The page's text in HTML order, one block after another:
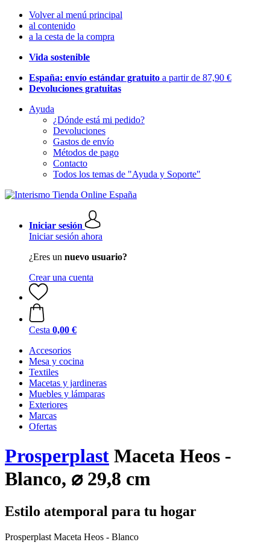
Volver al menú principal
al contenido
a la cesta de la compra
Vida sostenible
España: envío estándar gratuito a partir de 87,90 €
Devoluciones gratuitas
Ayuda
¿Dónde está mi pedido?
Devoluciones
Gastos de envío
Métodos de pago
Contacto
Todos los temas de "Ayuda y Soporte"
Iniciar sesión
Iniciar sesión ahora
¿Eres un nuevo usuario?
Crear una cuenta
Cesta 0,00 €
Accesorios
Mesa y cocina
Textiles
Macetas y jardineras
Muebles y lámparas
Exteriores
Marcas
Ofertas
Prosperplast Maceta Heos -
Blanco, ⌀ 29,8 cm
Estilo atemporal para tu hogar
Prosperplast Maceta Heos - Blanco